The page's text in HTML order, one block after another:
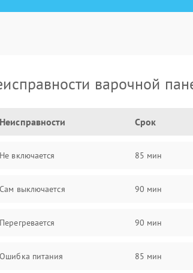
варочной
Неисправности Срок
Не включается 85 мин
Сам выключается 90 мин
Перегревается 90 мин
Ошибка питания 85 мин